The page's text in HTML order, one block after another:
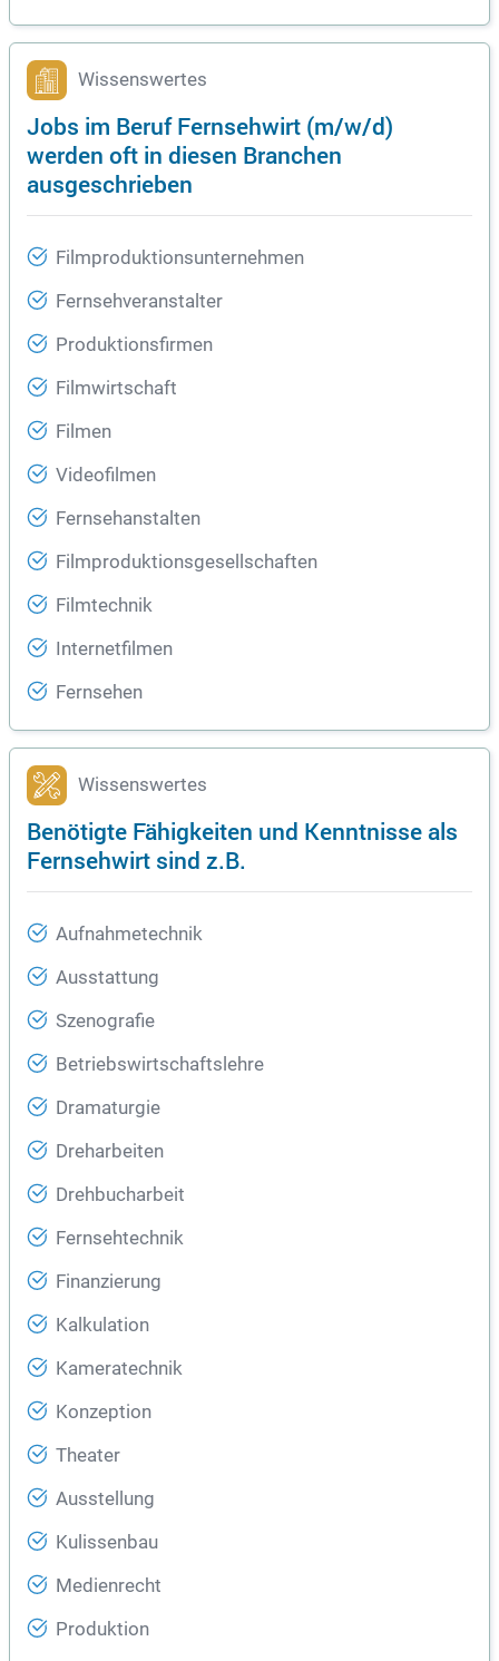
Wissenswertes
Jobs im Beruf Fernsehwirt (m/w/d)
werden oft in diesen Branchen
ausgeschrieben
Filmproduktionsunternehmen
Fernsehveranstalter
Produktionsfirmen
Filmwirtschaft
Filmen
Videofilmen
Fernsehanstalten
Filmproduktionsgesellschaften
Filmtechnik
Internetfilmen
Fernsehen
Wissenswertes
Benötigte Fähigkeiten und Kenntnisse als
Fernsehwirt sind z.B.
Aufnahmetechnik
Ausstattung
Szenografie
Betriebswirtschaftslehre
Dramaturgie
Dreharbeiten
Drehbucharbeit
Fernsehtechnik
Finanzierung
Kalkulation
Kameratechnik
Konzeption
Theater
Ausstellung
Kulissenbau
Medienrecht
Produktion